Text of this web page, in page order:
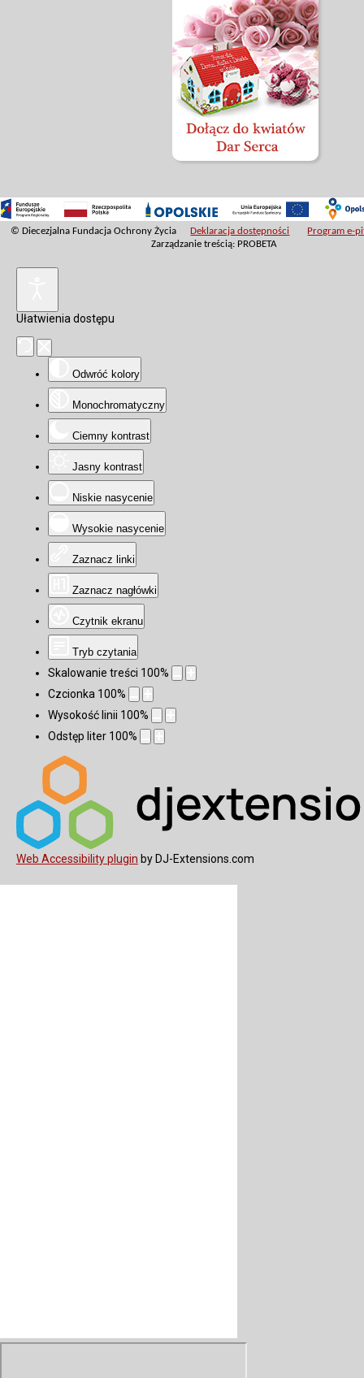
© Diecezjalna Fundacja Ochrony Życia Deklaracja dostępności
Program e-
Zarządzanie treścią: PROBETA
Ułatwienia dostępu
Odwróć kolory
Monochromatyczny
Ciemny kontrast
Jasny kontrast
Niskie nasycenie
Wysokie nasycenie
Zaznacz linki
Zaznacz nagłówki
Czytnik ekranu
Tryb czytania
Skalowanie treści 100%
Czcionka 100%
Wysokość linii 100%
Odstęp liter 100%
Web Accessibility plugin by DJ-Extensions.com